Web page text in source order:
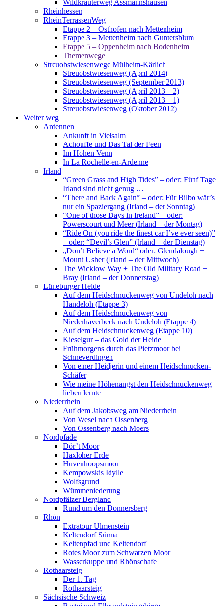
Wildkräuterweg Assmannshausen
Rheinhessen
RheinTerrassenWeg
Etappe 2 – Osthofen nach Mettenheim
Etappe 3 – Mettenheim nach Guntersblum
Etappe 5 – Oppenheim nach Bodenheim
Themenwege
Streuobstwiesenwege Mülheim-Kärlich
Streuobstwiesenweg (April 2014)
Streuobstwiesenweg (September 2013)
Streuobstwiesenweg (April 2013 – 2)
Streuobstwiesenweg (April 2013 – 1)
Streuobstwiesenweg (Oktober 2012)
Weiter weg
Ardennen
Ankunft in Vielsalm
Achouffe und Das Tal der Feen
Im Hohen Venn
In La Rochelle-en-Ardenne
Irland
“Green Grass and High Tides” – oder: Fünf Tage
Irland sind nicht genug …
“There and Back Again” – oder: Für Bilbo wär’s
nur ein Spaziergang (Irland – der Sonntag)
“One of those Days in Ireland” – oder:
Powerscourt und Meer (Irland – der Montag)
“Ride On (you ride the finest car I’ve ever seen)”
– oder: “Devil’s Glen” (Irland – der Dienstag)
„Don’t Believe a Word“ oder: Glendalough +
Mount Usher (Irland – der Mittwoch)
The Wicklow Way + The Old Military Road +
Bray (Irland – der Donnerstag)
Lüneburger Heide
Auf dem Heidschnuckenweg von Undeloh nach
Handeloh (Etappe 3)
Auf dem Heidschnuckenweg von
Niederhaverbeck nach Undeloh (Etappe 4)
Auf dem Heidschnuckenweg (Etappe 10)
Kieselgur – das Gold der Heide
Frühmorgens durch das Pietzmoor bei
Schneverdingen
Von einer Heidjerin und einem Heidschnucken-
Schäfer
Wie meine Höhenangst den Heidschnuckenweg
lieben lernte
Niederrhein
Auf dem Jakobsweg am Niederrhein
Von Wesel nach Ossenberg
Von Ossenberg nach Moers
Nordpfade
Dör’t Moor
Haxloher Erde
Huvenhoopsmoor
Kempowskis Idylle
Wolfsgrund
Wümmeniederung
Nordpfälzer Bergland
Rund um den Donnersberg
Rhön
Extratour Ulmenstein
Keltendorf Sünna
Keltenpfad und Keltendorf
Rotes Moor zum Schwarzen Moor
Wasserkuppe und Rhönschafe
Rothaarsteig
Der 1. Tag
Rothaarsteig
Sächsische Schweiz